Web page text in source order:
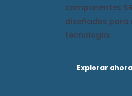
componentes
diseñados para
tecnología.
Explorar ahora